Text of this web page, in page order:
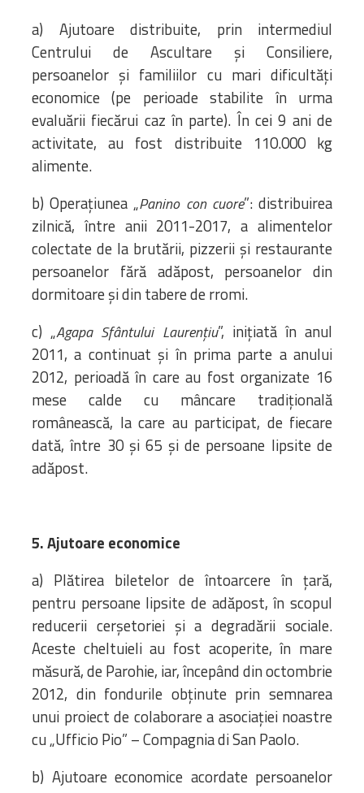
a) Ajutoare distribuite, prin intermediul
Centrului de Ascultare și Consiliere,
persoanelor și familiilor cu mari dificultăți
economice (pe perioade stabilite în urma
evaluării fiecărui caz în parte). În cei 9 ani de
activitate, au fost distribuite 110.000 kg
alimente.
b) Operațiunea „Panino con cuore”: distribuirea
zilnică, între anii 2011-2017, a alimentelor
colectate de la brutării, pizzerii și restaurante
persoanelor fără adăpost, persoanelor din
dormitoare și din tabere de rromi.
c) „Agapa Sfântului Laurențiu”, inițiată în anul
2011, a continuat și în prima parte a anului
2012, perioadă în care au fost organizate 16
mese calde cu mâncare tradițională
românească, la care au participat, de fiecare
dată, între 30 și 65 și de persoane lipsite de
adăpost.
5. Ajutoare economice
a) Plătirea biletelor de întoarcere în țară,
pentru persoane lipsite de adăpost, în scopul
reducerii cerșetoriei și a degradării sociale.
Aceste cheltuieli au fost acoperite, în mare
măsură, de Parohie, iar, începând din octombrie
2012, din fondurile obținute prin semnarea
unui proiect de colaborare a asociației noastre
cu „Ufficio Pio” – Compagnia di San Paolo.
b) Ajutoare economice acordate persoanelor